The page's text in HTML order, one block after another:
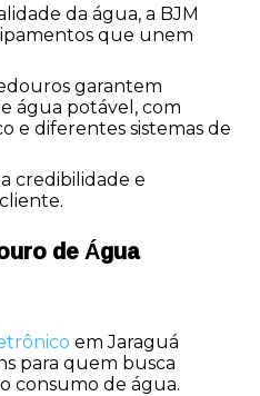
da água, a BJM
que unem
garantem
água potável, com
e diferentes sistemas de
credibilidade e
de Água
em Jaraguá
para quem busca
consumo de água.